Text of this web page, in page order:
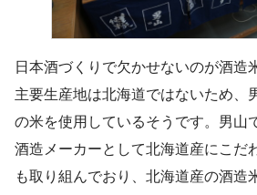
日本酒づくりで欠かせないのが酒造
主要生産地は北海道ではないため、
の米を使用しているそうです。男山
酒造メーカーとして北海道産にこだ
も取り組んでおり、北海道産の酒造